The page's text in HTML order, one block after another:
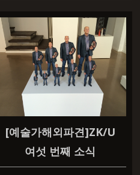
[예술가해외파견]ZK/U
여섯 번째 소식